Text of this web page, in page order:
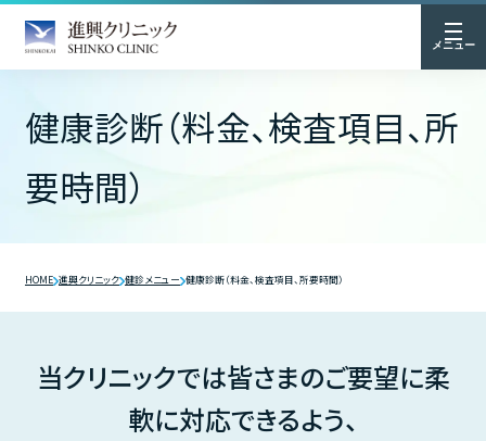
メニュー
健康診断（料金、検査項目、所
要時間）
HOME 進興クリニック 健診メニュー 健康診断（料金、検査項目、所要時間）
当クリニックでは皆さまのご要望に柔
軟に対応できるよう、